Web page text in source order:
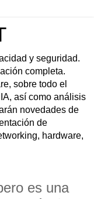
y seguridad.
completa.
sobre todo el
así como análisis
novedades de
de
hardware,
es una